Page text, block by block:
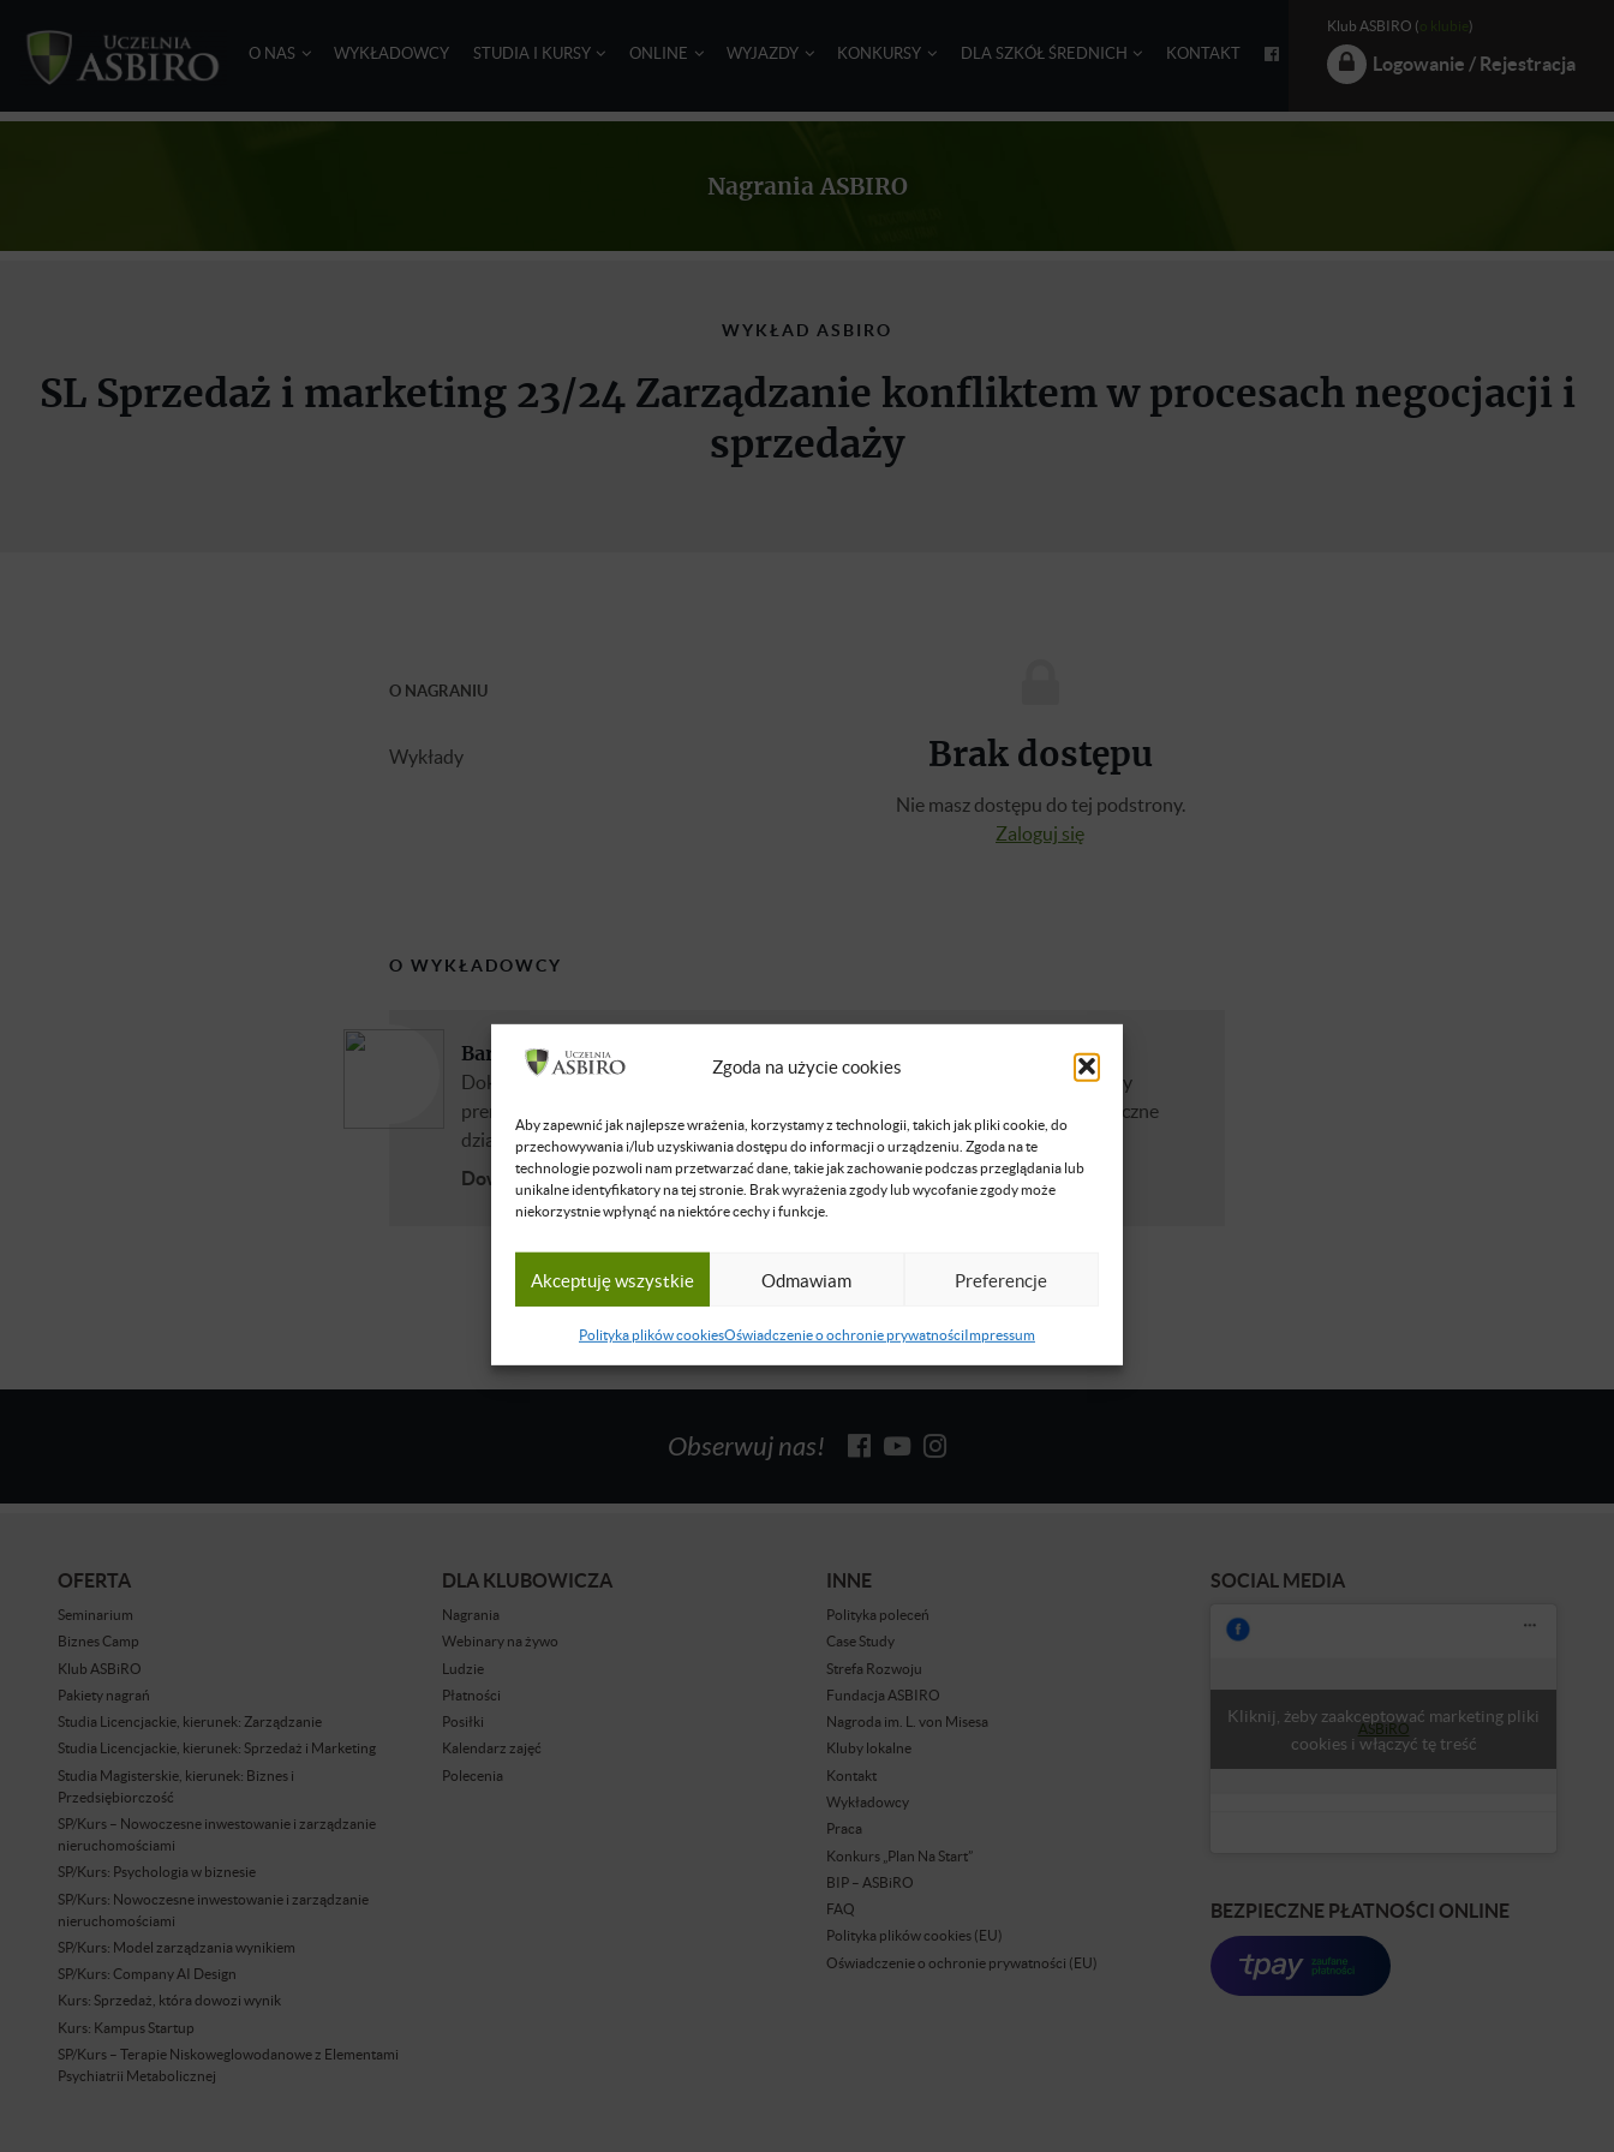
Zgoda na użycie cookies
Aby zapewnić jak najlepsze wrażenia, korzystamy z technologii, takich jak pliki cookie, do
przechowywania i/lub uzyskiwania dostępu do informacji o urządzeniu. Zgoda na te
technologie pozwoli nam przetwarzać dane, takie jak zachowanie podczas przeglądania lub
unikalne identyfikatory na tej stronie. Brak wyrażenia zgody lub wycofanie zgody może
niekorzystnie wpłynąć na niektóre cechy i funkcje.
Akceptuję wszystkie Odmawiam Preferencje
Polityka plików cookiesOświadczenie o ochronie prywatnościImpressum
O NAS WYKŁADOWCY STUDIA I KURSY ONLINE WYJAZDY KONKURSY DLA SZKÓŁ ŚREDNICH KONTAKT
Klub ASBIRO ( o klubie)
Logowanie / Rejestracja
Nagrania ASBIRO
WYKŁAD ASBIRO
SL Sprzedaż i marketing 23/24 Zarządzanie konfliktem w procesach negocjacji i
sprzedaży
O NAGRANIU
Wykłady Brak dostępu
Nie masz dostępu do tej podstrony.
Zaloguj się
O WYKŁADOWCY
Bartosz Wawrowski
Doktor marketingu, przedsiębiorca. CEO Be on Top - agencji reklamowej 360 klasy
premium w której odpowiednio przygotowana strategia marketingowa oraz cykliczne
działania to klucz do sukcesu każdej marki.
Dowiedz się więcej
Obserwuj nas!
OFERTA
Seminarium
Biznes Camp
Klub ASBiRO
Pakiety nagrań
Studia Licencjackie, kierunek: Zarządzanie
Studia Licencjackie, kierunek: Sprzedaż i Marketing
Studia Magisterskie, kierunek: Biznes i
Przedsiębiorczość
SP/Kurs – Nowoczesne inwestowanie i zarządzanie
nieruchomościami
SP/Kurs: Psychologia w biznesie
SP/Kurs: Nowoczesne inwestowanie i zarządzanie
nieruchomościami
SP/Kurs: Model zarządzania wynikiem
SP/Kurs: Company AI Design
Kurs: Sprzedaż, która dowozi wynik
Kurs: Kampus Startup
SP/Kurs – Terapie Niskoweglowodanowe z Elementami
Psychiatrii Metabolicznej
DLA KLUBOWICZA
Nagrania
Webinary na żywo
Ludzie
Płatności
Posiłki
Kalendarz zajęć
Polecenia
INNE
Polityka poleceń
Case Study
Strefa Rozwoju
Fundacja ASBIRO
Nagroda im. L. von Misesa
Kluby lokalne
Kontakt
Wykładowcy
Praca
Konkurs „Plan Na Start”
BIP – ASBiRO
FAQ
Polityka plików cookies (EU)
Oświadczenie o ochronie prywatności (EU)
SOCIAL MEDIA
ASBiRO
Kliknij, żeby zaakceptować marketing pliki
cookies i włączyć tę treść
BEZPIECZNE PŁATNOŚCI ONLINE